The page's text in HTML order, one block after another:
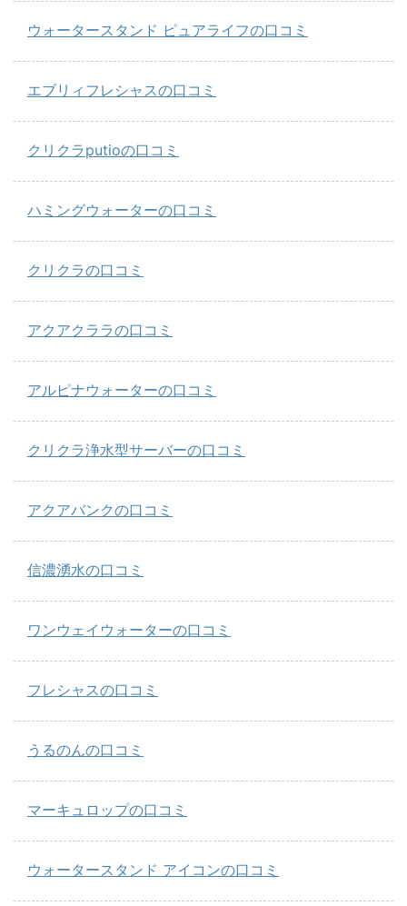
ウォータースタンド ピュアライフの口コミ
エブリィフレシャスの口コミ
クリクラputioの口コミ
ハミングウォーターの口コミ
クリクラの口コミ
アクアクララの口コミ
アルピナウォーターの口コミ
クリクラ浄水型サーバーの口コミ
アクアバンクの口コミ
信濃湧水の口コミ
ワンウェイウォーターの口コミ
フレシャスの口コミ
うるのんの口コミ
マーキュロップの口コミ
ウォータースタンド アイコンの口コミ